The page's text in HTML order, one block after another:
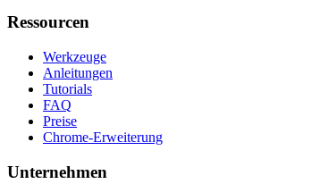
Ressourcen
Werkzeuge
Anleitungen
Tutorials
FAQ
Preise
Chrome-Erweiterung
Unternehmen